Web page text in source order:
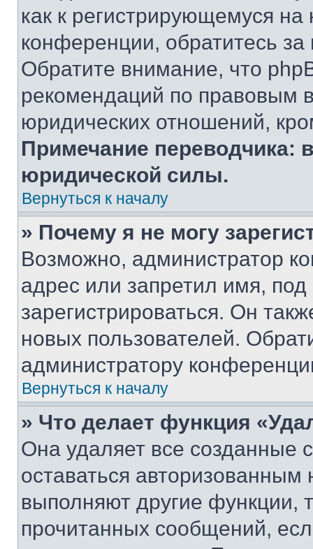
как к регистрирующемуся
конференции, обратитесь
Обратите внимание, что
рекомендаций по правовым
юридических отношений,
Примечание переводчика:
юридической силы.
Вернуться к началу
» Почему я не могу
Возможно, администратор
адрес или запретил имя,
зарегистрироваться. Он
новых пользователей.
администратору
Вернуться к началу
» Что делает функция
Она удаляет все созданные
оставаться
выполняют другие функции,
прочитанных сообщений,